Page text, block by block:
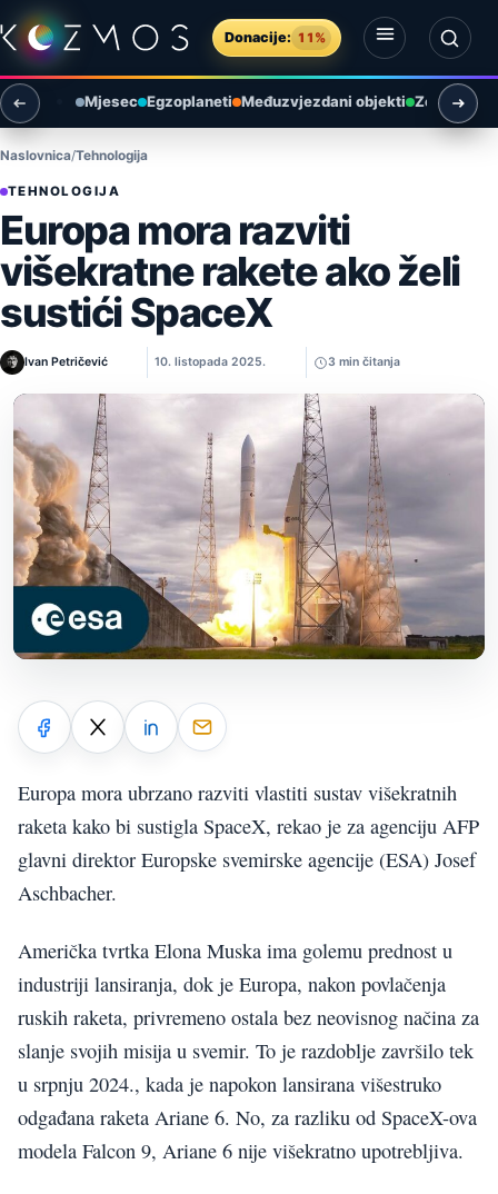
Preskoči na sadržaj
Donacije: 11%
Otvori izbornik
Otvori pretragu
Mjesec Egzoplaneti Međuzvjezdani objekti Zemlja i
Naslovnica Tehnologija
TEHNOLOGIJA
Europa mora razviti
višekratne rakete ako želi
sustići SpaceX
Ivan Petričević 10. listopada 2025. 3 min čitanja
Europa mora ubrzano razviti vlastiti sustav višekratnih
raketa kako bi sustigla SpaceX, rekao je za agenciju AFP
glavni direktor Europske svemirske agencije (ESA) Josef
Aschbacher.
Američka tvrtka Elona Muska ima golemu prednost u
industriji lansiranja, dok je Europa, nakon povlačenja
ruskih raketa, privremeno ostala bez neovisnog načina za
slanje svojih misija u svemir. To je razdoblje završilo tek
u srpnju 2024., kada je napokon lansirana višestruko
odgađana raketa Ariane 6. No, za razliku od SpaceX-ova
modela Falcon 9, Ariane 6 nije višekratno upotrebljiva.